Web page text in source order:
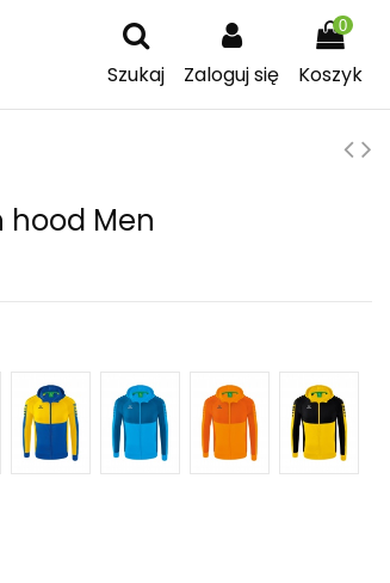
Szukaj
Zaloguj się
0
Koszyk
hood Men